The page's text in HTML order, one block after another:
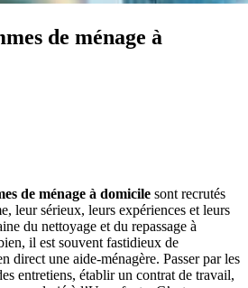
de ménage à
de ménage à domicile sont recrutés
leur sérieux, leurs expériences et leurs
du nettoyage et du repassage à
il est souvent fastidieux de
direct une aide-ménagère. Passer par les
entretiens, établir un contrat de travail,